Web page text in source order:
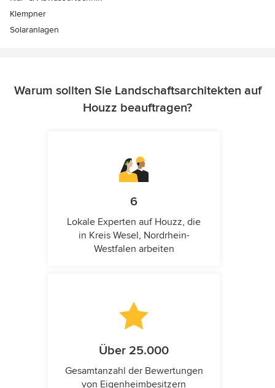
Klempner
Solaranlagen
Warum sollten Sie Landschaftsarchitekten auf
Houzz beauftragen?
6
Lokale Experten auf Houzz, die
in Kreis Wesel, Nordrhein-
Westfalen arbeiten
Über 25.000
Gesamtanzahl der Bewertungen
von Eigenheimbesitzern